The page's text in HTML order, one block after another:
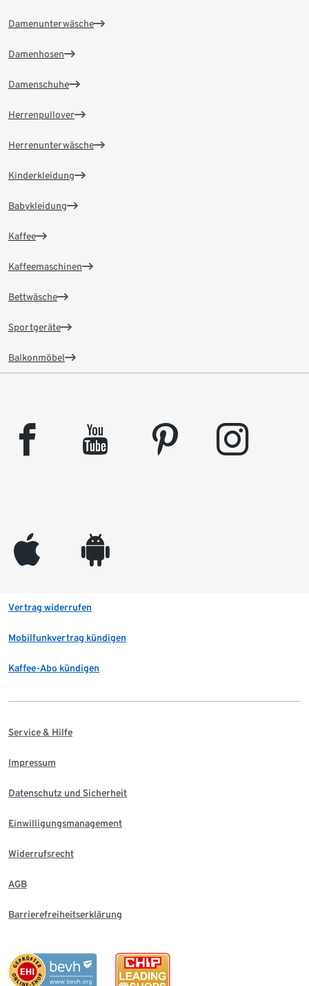
Damenunterwäsche
Damenhosen
Damenschuhe
Herrenpullover
Herrenunterwäsche
Kinderkleidung
Babykleidung
Kaffee
Kaffeemaschinen
Bettwäsche
Sportgeräte
Balkonmöbel
facebook youtube pinterest instagram
appleinc android
Vertrag widerrufen
Mobilfunkvertrag kündigen
Kaffee-Abo kündigen
Service & Hilfe
Impressum
Datenschutz und Sicherheit
Einwilligungsmanagement
Widerrufsrecht
AGB
Barrierefreiheitserklärung